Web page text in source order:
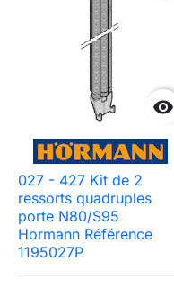

027 - 427 Kit de 2
ressorts quadruples
porte N80/S95
Hormann Référence
1195027P